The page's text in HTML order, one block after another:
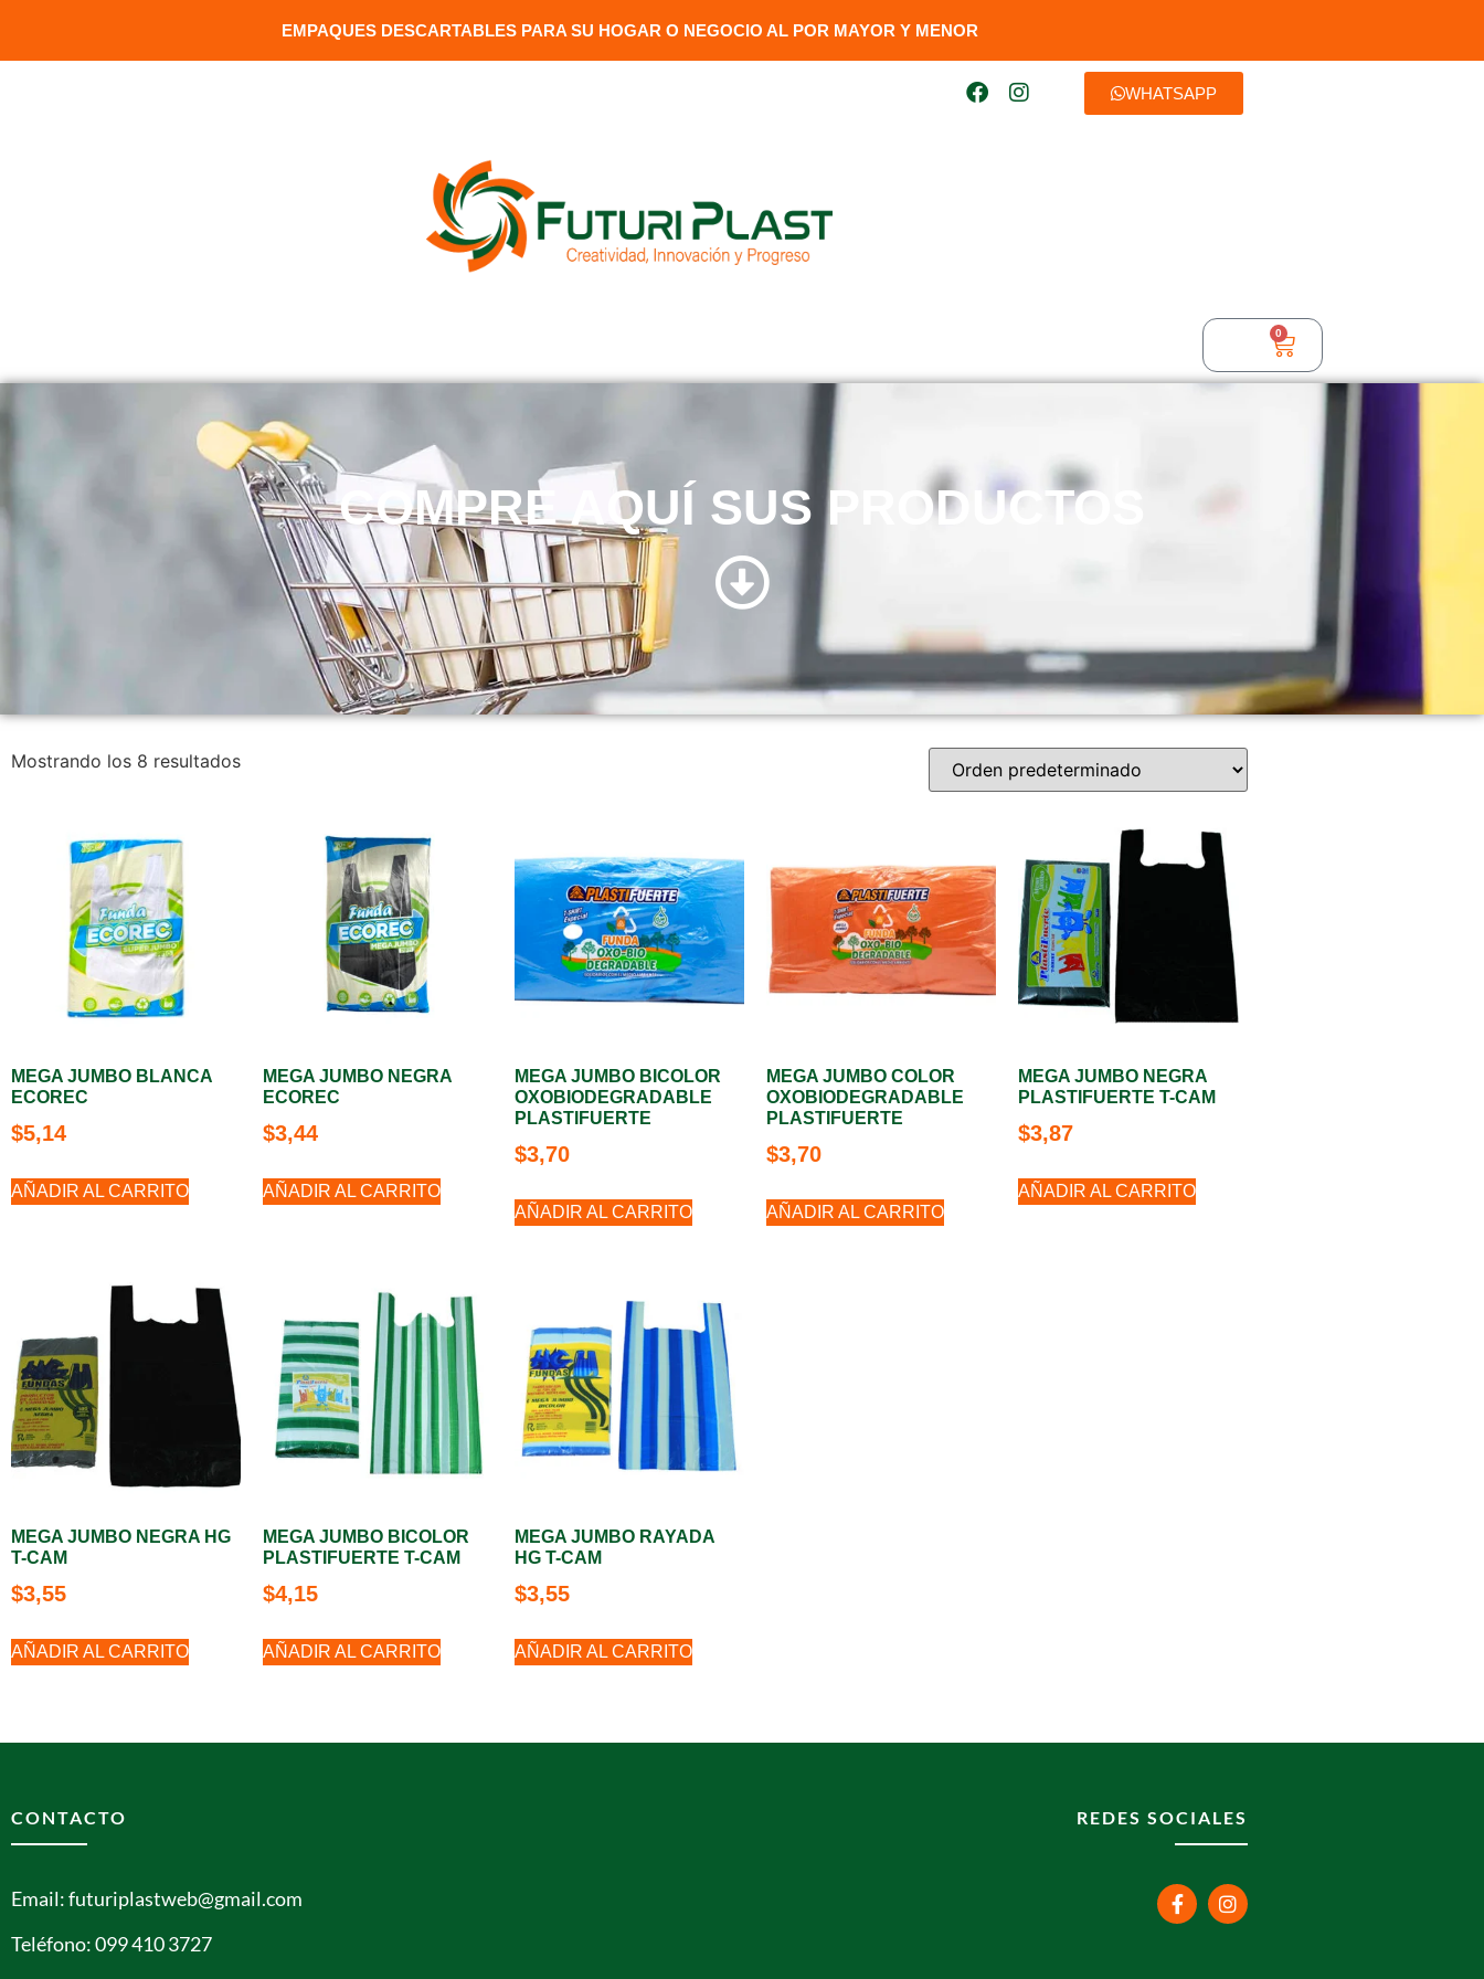
EMPAQUES DESCARTABLES PARA SU HOGAR O NEGOCIO AL POR MAYOR Y MENOR​
WHATSAPP
0
COMPRE AQUÍ SUS PRODUCTOS
Mostrando los 8 resultados
MEGA JUMBO BLANCA
ECOREC
$5,14
AÑADIR AL CARRITO
MEGA JUMBO NEGRA
ECOREC
$3,44
AÑADIR AL CARRITO
MEGA JUMBO BICOLOR
OXOBIODEGRADABLE
PLASTIFUERTE
$3,70
AÑADIR AL CARRITO
MEGA JUMBO COLOR
OXOBIODEGRADABLE
PLASTIFUERTE
$3,70
AÑADIR AL CARRITO
MEGA JUMBO NEGRA
PLASTIFUERTE T-CAM
$3,87
AÑADIR AL CARRITO
MEGA JUMBO NEGRA HG
T-CAM
$3,55
AÑADIR AL CARRITO
MEGA JUMBO BICOLOR
PLASTIFUERTE T-CAM
$4,15
AÑADIR AL CARRITO
MEGA JUMBO RAYADA
HG T-CAM
$3,55
AÑADIR AL CARRITO
CONTACTO
Email: futuriplastweb@gmail.com
Teléfono: 099 410 3727
REDES SOCIALES